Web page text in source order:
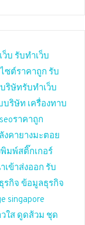
ว็บ รับทำเว็บ
ซต์ราคาถูก รับ
บริษัทรับทำเว็บ
บริษัท เครื่องทาบ
ราคาถูก
งคายางมะตอย
พิมพ์สติ๊กเกอร์
เข้าส่งออก รับ
รกิจ ข้อมูลธุรกิจ
singapore
ใส ดูดส้วม ชุด